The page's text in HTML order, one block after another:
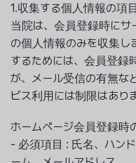
1.収集する個人情報の項
当院は、会員登録時にサ
の個人情報のみを収集し
するためには、会員登録
が、メール受信の有無な
ビス利用には制限はあり
ホームページ会員登録時
- 必須項目 : 氏名、ハン